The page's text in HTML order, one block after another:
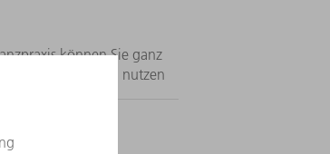
können Sie ganz
Ihre Konstruktion nutzen